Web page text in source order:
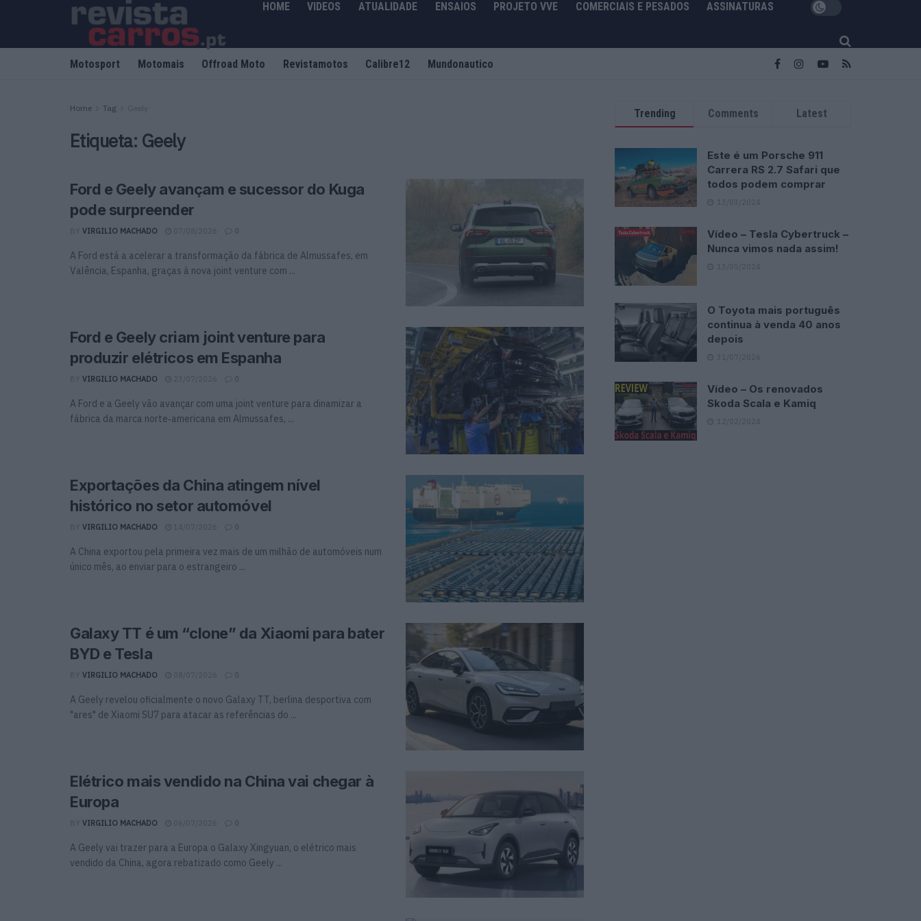
HOME VIDEOS ATUALIDADE ENSAIOS PROJETO VVE COMERCIAIS E PESADOS ASSINATURAS
Motosport Motomais Offroad Moto Revistamotos Calibre12 Mundonautico
Home Tag Geely
Etiqueta: Geely
Ford e Geely avançam e sucessor do Kuga
pode surpreender
BY VIRGILIO MACHADO 07/08/2026 0
A Ford está a acelerar a transformação da fábrica de Almussafes, em
Valência, Espanha, graças à nova joint venture com ...
Ford e Geely criam joint venture para
produzir elétricos em Espanha
BY VIRGILIO MACHADO 23/07/2026 0
A Ford e a Geely vão avançar com uma joint venture para dinamizar a
fábrica da marca norte‑americana em Almussafes, ...
Exportações da China atingem nível
histórico no setor automóvel
BY VIRGILIO MACHADO 14/07/2026 0
A China exportou pela primeira vez mais de um milhão de automóveis num
único mês, ao enviar para o estrangeiro ...
Galaxy TT é um “clone” da Xiaomi para bater
BYD e Tesla
BY VIRGILIO MACHADO 08/07/2026 0
A Geely revelou oficialmente o novo Galaxy TT, berlina desportiva com
"ares" de Xiaomi SU7 para atacar as referências do ...
Elétrico mais vendido na China vai chegar à
Europa
BY VIRGILIO MACHADO 06/07/2026 0
A Geely vai trazer para a Europa o Galaxy Xingyuan, o elétrico mais
vendido da China, agora rebatizado como Geely ...
Trending Comments Latest
Este é um Porsche 911
Carrera RS 2.7 Safari que
todos podem comprar
13/03/2024
Vídeo – Tesla Cybertruck –
Nunca vimos nada assim!
13/05/2024
O Toyota mais português
continua à venda 40 anos
depois
31/07/2026
Vídeo – Os renovados
Skoda Scala e Kamiq
12/02/2024